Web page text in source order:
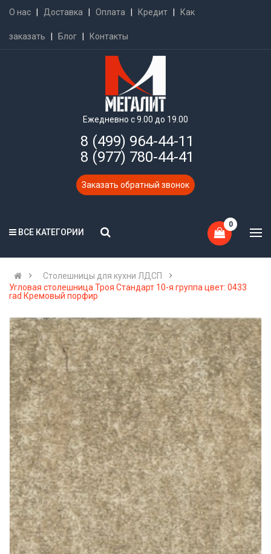
О нас Доставка Оплата Кредит Как
заказать Блог Контакты
Ежедневно с 9.00 до 19.00
8 (499) 964-44-11
8 (977) 780-44-41
Заказать обратный звонок
ВСЕ КАТЕГОРИИ
0
Cтолешницы для кухни ЛДСП
Угловая столешница Троя Стандарт 10-я группа цвет: 0433
rad Кремовый порфир